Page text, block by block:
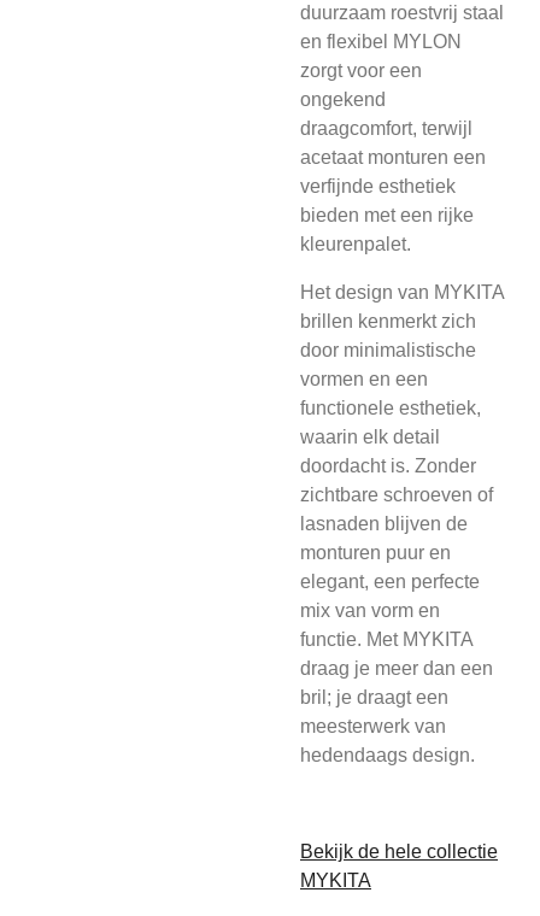
duurzaam roestvrij staal
en flexibel MYLON
zorgt voor een
ongekend
draagcomfort, terwijl
acetaat monturen een
verfijnde esthetiek
bieden met een rijke
kleurenpalet.
Het design van MYKITA
brillen kenmerkt zich
door minimalistische
vormen en een
functionele esthetiek,
waarin elk detail
doordacht is. Zonder
zichtbare schroeven of
lasnaden blijven de
monturen puur en
elegant, een perfecte
mix van vorm en
functie. Met MYKITA
draag je meer dan een
bril; je draagt een
meesterwerk van
hedendaags design.
Bekijk de hele collectie
MYKITA